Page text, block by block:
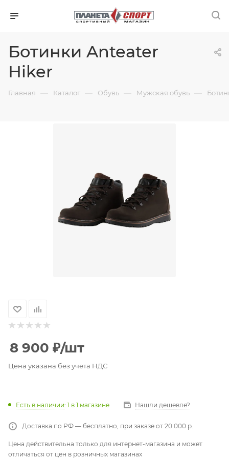
Ботинки Anteater
Hiker
Главная — Каталог — Обувь — Мужская обувь —
8 900 ₽/шт
Цена указана без учета НДС
Есть в наличии: 1 в 1 магазине Нашли дешевле?
Доставка по РФ — бесплатно, при заказе от 20 000 р.
Цена действительна только для интернет-магазина и может
отличаться от цен в розничных магазинах